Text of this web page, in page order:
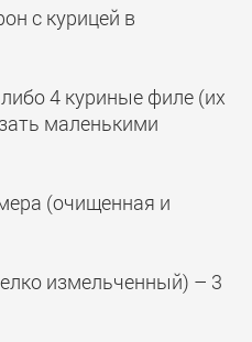
с курицей в
4 куриные филе (их
маленькими
(очищенная и
измельченный) – 3